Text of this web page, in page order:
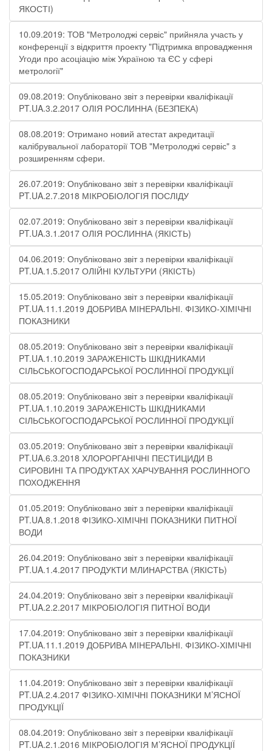
ЯКОСТІ)
10.09.2019: ТОВ "Метролоджі сервіс" прийняла участь у
конференції з відкриття проекту "Підтримка впровадження
Угоди про асоціацію між Україною та ЄС у сфері
метрології"
09.08.2019: Опубліковано звіт з перевірки кваліфікації
PT.UA.3.2.2017 ОЛІЯ РОСЛИННА (БЕЗПЕКА)
08.08.2019: Отримано новий атестат акредитації
калібрувальної лабораторії ТОВ "Метролоджі сервіс" з
розширенням сфери.
26.07.2019: Опубліковано звіт з перевірки кваліфікації
PT.UA.2.7.2018 МІКРОБІОЛОГІЯ ПОСЛІДУ
02.07.2019: Опубліковано звіт з перевірки кваліфікації
PT.UA.3.1.2017 ОЛІЯ РОСЛИННА (ЯКІСТЬ)
04.06.2019: Опубліковано звіт з перевірки кваліфікації
PT.UA.1.5.2017 ОЛІЙНІ КУЛЬТУРИ (ЯКІСТЬ)
15.05.2019: Опубліковано звіт з перевірки кваліфікації
PT.UA.11.1.2019 ДОБРИВА МІНЕРАЛЬНІ. ФІЗИКО-ХІМІЧНІ
ПОКАЗНИКИ
08.05.2019: Опубліковано звіт з перевірки кваліфікації
PT.UA.1.10.2019 ЗАРАЖЕНІСТЬ ШКІДНИКАМИ
СІЛЬСЬКОГОСПОДАРСЬКОЇ РОСЛИННОЇ ПРОДУКЦІЇ
08.05.2019: Опубліковано звіт з перевірки кваліфікації
PT.UA.1.10.2019 ЗАРАЖЕНІСТЬ ШКІДНИКАМИ
СІЛЬСЬКОГОСПОДАРСЬКОЇ РОСЛИННОЇ ПРОДУКЦІЇ
03.05.2019: Опубліковано звіт з перевірки кваліфікації
PT.UA.6.3.2018 ХЛОРОРГАНІЧНІ ПЕСТИЦИДИ В
СИРОВИНІ ТА ПРОДУКТАХ ХАРЧУВАННЯ РОСЛИННОГО
ПОХОДЖЕННЯ
01.05.2019: Опубліковано звіт з перевірки кваліфікації
PT.UA.8.1.2018 ФІЗИКО-ХІМІЧНІ ПОКАЗНИКИ ПИТНОЇ
ВОДИ
26.04.2019: Опубліковано звіт з перевірки кваліфікації
PT.UA.1.4.2017 ПРОДУКТИ МЛИНАРСТВА (ЯКІСТЬ)
24.04.2019: Опубліковано звіт з перевірки кваліфікації
PT.UA.2.2.2017 МІКРОБІОЛОГІЯ ПИТНОЇ ВОДИ
17.04.2019: Опубліковано звіт з перевірки кваліфікації
PT.UA.11.1.2019 ДОБРИВА МІНЕРАЛЬНІ. ФІЗИКО-ХІМІЧНІ
ПОКАЗНИКИ
11.04.2019: Опубліковано звіт з перевірки кваліфікації
PT.UA.2.4.2017 ФІЗИКО-ХІМІЧНІ ПОКАЗНИКИ М’ЯСНОЇ
ПРОДУКЦІЇ
08.04.2019: Опубліковано звіт з перевірки кваліфікації
PT.UA.2.1.2016 МІКРОБІОЛОГІЯ М’ЯСНОЇ ПРОДУКЦІЇ